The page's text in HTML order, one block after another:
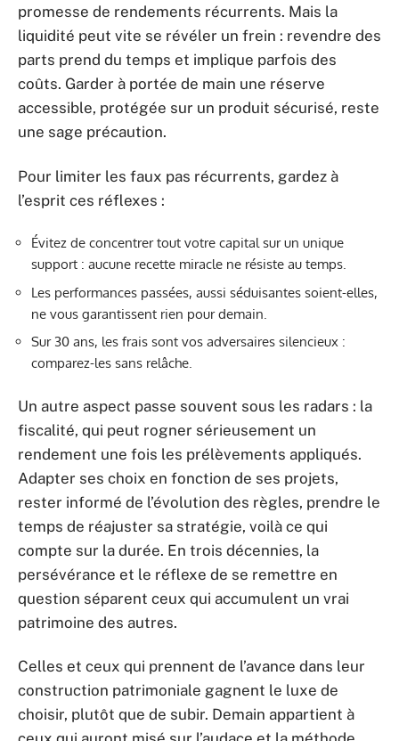
promesse de rendements récurrents. Mais la
liquidité peut vite se révéler un frein : revendre des
parts prend du temps et implique parfois des
coûts. Garder à portée de main une réserve
accessible, protégée sur un produit sécurisé, reste
une sage précaution.
Pour limiter les faux pas récurrents, gardez à
l’esprit ces réflexes :
Évitez de concentrer tout votre capital sur un unique
support : aucune recette miracle ne résiste au temps.
Les performances passées, aussi séduisantes soient-elles,
ne vous garantissent rien pour demain.
Sur 30 ans, les frais sont vos adversaires silencieux :
comparez-les sans relâche.
Un autre aspect passe souvent sous les radars : la
fiscalité, qui peut rogner sérieusement un
rendement une fois les prélèvements appliqués.
Adapter ses choix en fonction de ses projets,
rester informé de l’évolution des règles, prendre le
temps de réajuster sa stratégie, voilà ce qui
compte sur la durée. En trois décennies, la
persévérance et le réflexe de se remettre en
question séparent ceux qui accumulent un vrai
patrimoine des autres.
Celles et ceux qui prennent de l’avance dans leur
construction patrimoniale gagnent le luxe de
choisir, plutôt que de subir. Demain appartient à